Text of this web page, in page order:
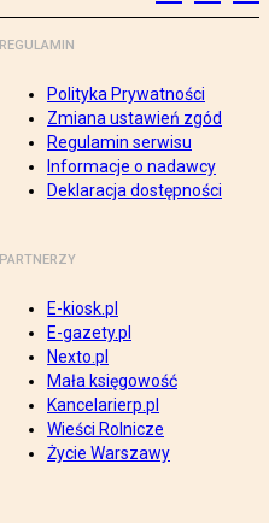
REGULAMIN
Polityka Prywatności
Zmiana ustawień zgód
Regulamin serwisu
Informacje o nadawcy
Deklaracja dostępności
PARTNERZY
E-kiosk.pl
E-gazety.pl
Nexto.pl
Mała księgowość
Kancelarierp.pl
Wieści Rolnicze
Życie Warszawy